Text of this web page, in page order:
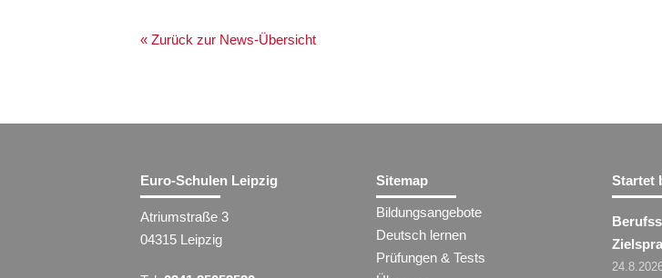
« Zurück zur News-Übersicht
Euro-Schulen Leipzig
Atriumstraße 3
04315 Leipzig
Sitemap
Bildungsangebote
Deutsch lernen
Prüfungen & Tests
Startet